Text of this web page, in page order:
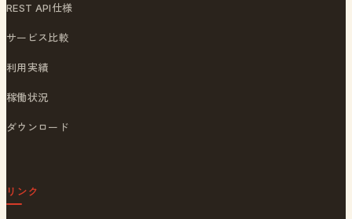
REST API仕様
サービス比較
利用実績
稼働状況
ダウンロード
リンク